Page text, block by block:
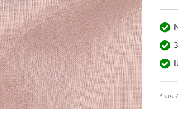
* sis.